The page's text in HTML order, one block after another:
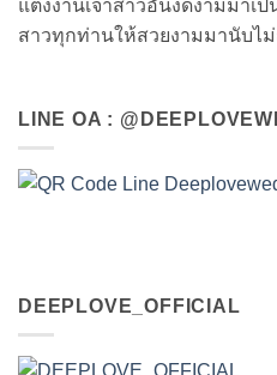
แต่งงานเจ้าสาวอันงดงามมาเป็
สาวทุกท่านให้สวยงามมานับไ
LINE OA :
DEEPLOVE_OFFICIAL